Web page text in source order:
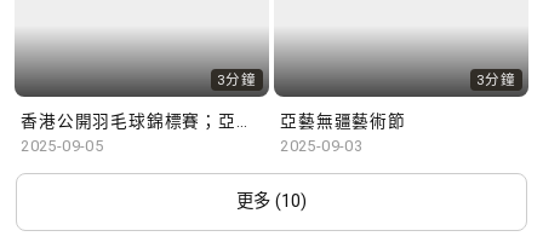
3分鐘
香港公開羽毛球錦標賽；亞藝無疆藝術節
2025-09-05
3分鐘
亞藝無疆藝術節
2025-09-03
更多 (10)